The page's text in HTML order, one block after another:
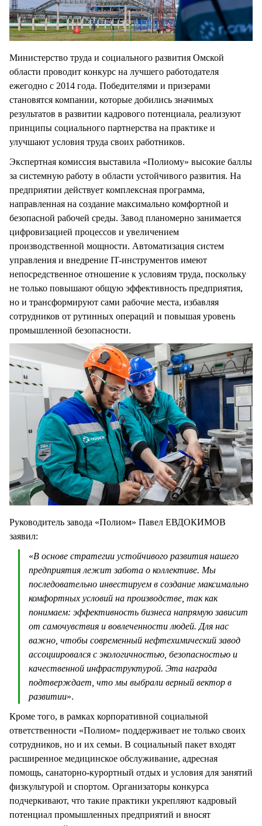
Министерство труда и социального развития Омской
области проводит конкурс на лучшего работодателя
ежегодно с 2014 года. Победителями и призерами
становятся компании, которые добились значимых
результатов в развитии кадрового потенциала, реализуют
принципы социального партнерства на практике и
улучшают условия труда своих работников.
Экспертная комиссия выставила «Полиому» высокие баллы
за системную работу в области устойчивого развития. На
предприятии действует комплексная программа,
направленная на создание максимально комфортной и
безопасной рабочей среды. Завод планомерно занимается
цифровизацией процессов и увеличением
производственной мощности. Автоматизация систем
управления и внедрение IT-инструментов имеют
непосредственное отношение к условиям труда, поскольку
не только повышают общую эффективность предприятия,
но и трансформируют сами рабочие места, избавляя
сотрудников от рутинных операций и повышая уровень
промышленной безопасности.
Руководитель завода «Полиом» Павел ЕВДОКИМОВ
заявил:
«В основе стратегии устойчивого развития нашего
предприятия лежит забота о коллективе. Мы
последовательно инвестируем в создание максимально
комфортных условий на производстве, так как
понимаем: эффективность бизнеса напрямую зависит
от самочувствия и вовлеченности людей. Для нас
важно, чтобы современный нефтехимический завод
ассоциировался с экологичностью, безопасностью и
качественной инфраструктурой. Эта награда
подтверждает, что мы выбрали верный вектор в
развитии».
Кроме того, в рамках корпоративной социальной
ответственности «Полиом» поддерживает не только своих
сотрудников, но и их семьи. В социальный пакет входят
расширенное медицинское обслуживание, адресная
помощь, санаторно-курортный отдых и условия для занятий
физкультурой и спортом. Организаторы конкурса
подчеркивают, что такие практики укрепляют кадровый
потенциал промышленных предприятий и вносят